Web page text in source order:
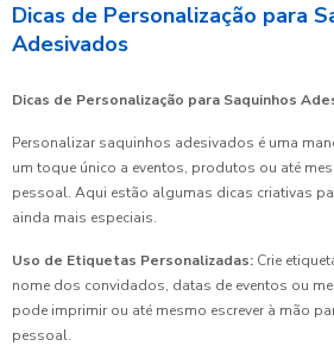
Dicas de Personalização para
Adesivados
Dicas de Personalização para Saquinhos
Personalizar saquinhos adesivados é uma
um toque único a eventos, produtos ou até
pessoal. Aqui estão algumas dicas criativas
ainda mais especiais.
Uso de Etiquetas Personalizadas: Crie
nome dos convidados, datas de eventos ou
pode imprimir ou até mesmo escrever à mão
pessoal.